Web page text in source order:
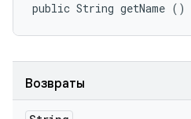
public String getName ()
Возвраты